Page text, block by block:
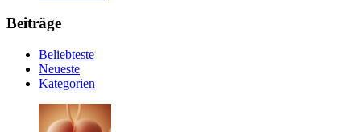
Beiträge
Beliebteste
Neueste
Kategorien